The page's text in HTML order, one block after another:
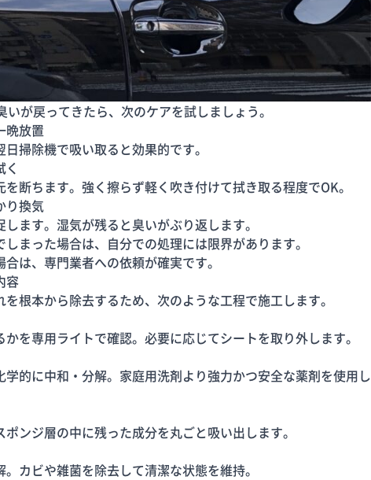
が戻ってきたら、次のケアを試しましょう。
晩放置
掃除機で吸い取ると効果的です。
く
断ちます。強く擦らず軽く吹き付けて拭き取る程度でOK。
り換気
ます。湿気が残ると臭いがぶり返します。
まった場合は、自分での処理には限界があります。
は、専門業者への依頼が確実です。
容
根本から除去するため、次のような工程で施工します。
を専用ライトで確認。必要に応じてシートを取り外します。
的に中和・分解。家庭用洗剤より強力かつ安全な薬剤を使用し
ンジ層の中に残った成分を丸ごと吸い出します。
カビや雑菌を除去して清潔な状態を維持。